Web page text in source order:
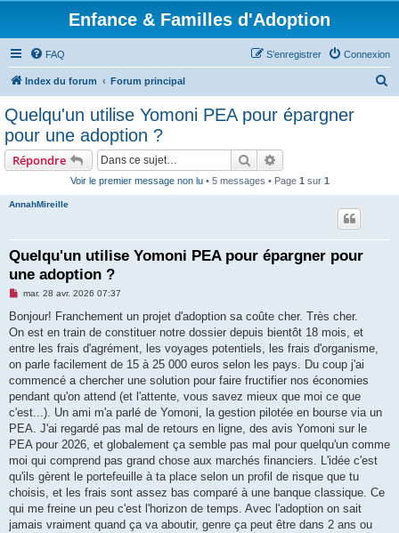
Enfance & Familles d'Adoption
FAQ Connexion
S’enregistrer
Index du forum Forum principal
Quelqu'un utilise Yomoni PEA pour épargner
pour une adoption ?
Répondre Rechercher
Voir le premier message non lu• 5 messages • Page 1 sur 1
AnnahMireille
Quelqu'un utilise Yomoni PEA pour épargner pour
une adoption ?
M
s
a
g
n
o
l
u
mar. 28 avr. 2026 07:37
Bonjour! Franchement un projet d'adoption sa coûte cher. Très cher.
On est en train de constituer notre dossier depuis bientôt 18 mois, et
entre les frais d'agrément, les voyages potentiels, les frais d'organisme,
on parle facilement de 15 à 25 000 euros selon les pays. Du coup j'ai
commencé a chercher une solution pour faire fructifier nos économies
pendant qu'on attend (et l'attente, vous savez mieux que moi ce que
c'est...). Un ami m'a parlé de Yomoni, la gestion pilotée en bourse via un
PEA. J'ai regardé pas mal de retours en ligne, des avis Yomoni sur le
PEA pour 2026, et globalement ça semble pas mal pour quelqu'un comme
moi qui comprend pas grand chose aux marchés financiers. L'idée c'est
qu'ils gèrent le portefeuille à ta place selon un profil de risque que tu
choisis, et les frais sont assez bas comparé à une banque classique. Ce
qui me freine un peu c'est l'horizon de temps. Avec l'adoption on sait
jamais vraiment quand ça va aboutir, genre ça peut être dans 2 ans ou